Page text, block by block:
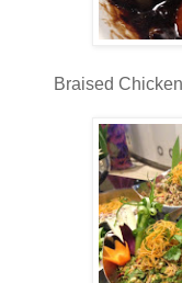
Braised